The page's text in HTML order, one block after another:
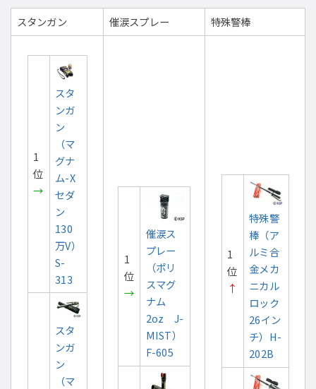
スタンガン 催涙スプレー 特殊警棒
1
位
→
スタ
ンガ
ン
（マ
グナ
ム-X
セダ
ン
130
万V）
S-
313
スタ
ンガ
ン
（マ
1
位
→
催涙ス
プレー
（ポリ
スマグ
ナム
2oz J-
MIST）
F-605
1
位
↑
特殊警
棒（ア
ルミ合
金メカ
ニカル
ロック
26イン
チ）H-
202B